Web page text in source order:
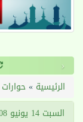
‹
الرئيسية »حوارات
السبت 14 يونيو 2008 - 10 جمادى الثانية 1429هـ